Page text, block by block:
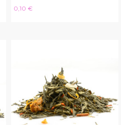
Hinta
0,10 €